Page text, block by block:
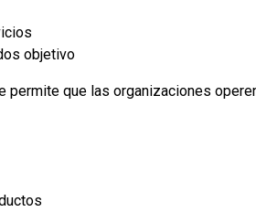
objetivo
permite que las organizaciones